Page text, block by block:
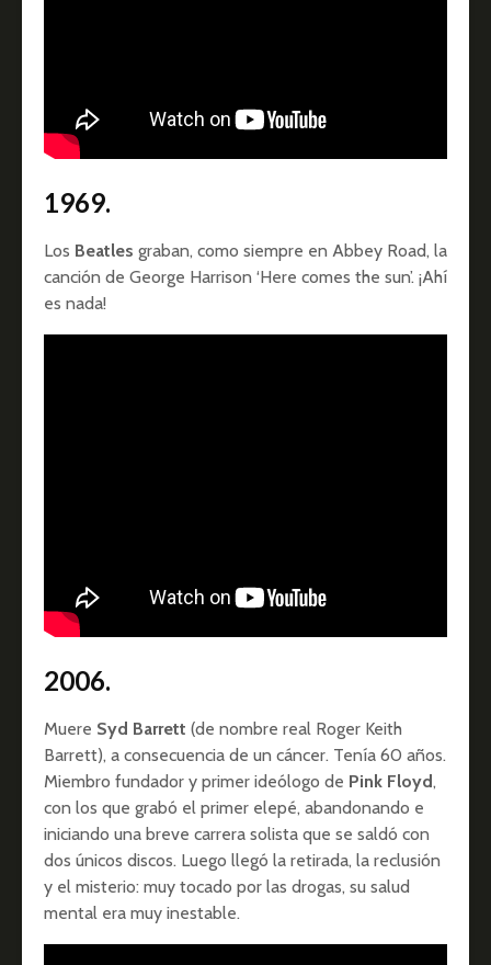
1969.
Los Beatles graban, como siempre en Abbey Road, la
canción de George Harrison ‘Here comes the sun’. ¡Ahí
es nada!
2006.
Muere Syd Barrett (de nombre real Roger Keith
Barrett), a consecuencia de un cáncer. Tenía 60 años.
Miembro fundador y primer ideólogo de Pink Floyd,
con los que grabó el primer elepé, abandonando e
iniciando una breve carrera solista que se saldó con
dos únicos discos. Luego llegó la retirada, la reclusión
y el misterio: muy tocado por las drogas, su salud
mental era muy inestable.